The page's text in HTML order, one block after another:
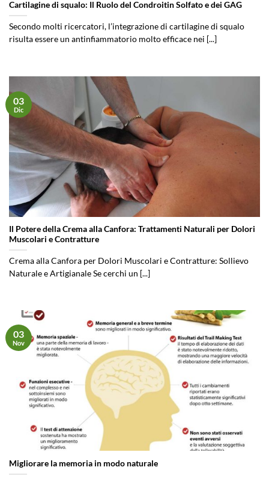
Cartilagine di squalo: Il Ruolo del Condroitin Solfato e dei GAG
Secondo molti ricercatori, l’integrazione di cartilagine di squalo
risulta essere un antinfiammatorio molto efficace nei [...]
Il Potere della Crema alla Canfora: Trattamenti Naturali per Dolori
Muscolari e Contratture
Crema alla Canfora per Dolori Muscolari e Contratture: Sollievo
Naturale e Artigianale Se cerchi un [...]
03
Dic
Migliorare la memoria in modo naturale
03
Nov